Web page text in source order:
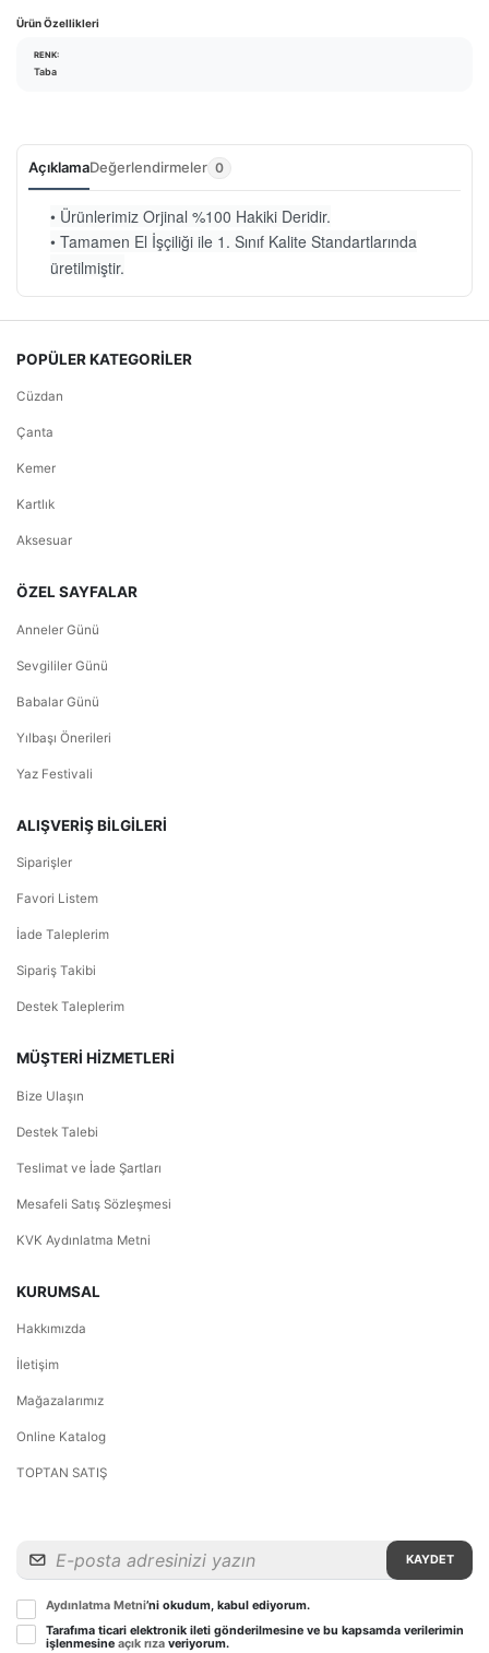
Ürün Özellikleri
RENK:
Taba
AçıklamaDeğerlendirmeler 0
• Ürünlerimiz Orjinal %100 Hakiki Deridir.
• Tamamen El İşçiliği ile 1. Sınıf Kalite Standartlarında
üretilmiştir.
POPÜLER KATEGORİLER
Cüzdan
Çanta
Kemer
Kartlık
Aksesuar
ÖZEL SAYFALAR
Anneler Günü
Sevgililer Günü
Babalar Günü
Yılbaşı Önerileri
Yaz Festivali
ALIŞVERİŞ BİLGİLERİ
Siparişler
Favori Listem
İade Taleplerim
Sipariş Takibi
Destek Taleplerim
MÜŞTERİ HİZMETLERİ
Bize Ulaşın
Destek Talebi
Teslimat ve İade Şartları
Mesafeli Satış Sözleşmesi
KVK Aydınlatma Metni
KURUMSAL
Hakkımızda
İletişim
Mağazalarımız
Online Katalog
TOPTAN SATIŞ
KAYDET
Aydınlatma Metni’ni okudum, kabul ediyorum.
Tarafıma ticari elektronik ileti gönderilmesine ve bu kapsamda verilerimin
işlenmesine açık rıza veriyorum.